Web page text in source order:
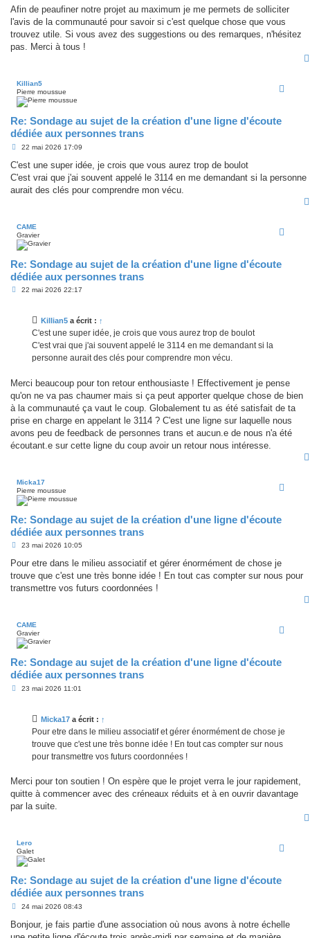
Afin de peaufiner notre projet au maximum je me permets de solliciter
l'avis de la communauté pour savoir si c'est quelque chose que vous
trouvez utile. Si vous avez des suggestions ou des remarques, n'hésitez
pas. Merci à tous !
Killian5
Pierre moussue
Re: Sondage au sujet de la création d'une ligne d'écoute
dédiée aux personnes trans
M
s
a
g
22 mai 2026 17:09
C'est une super idée, je crois que vous aurez trop de boulot
C'est vrai que j'ai souvent appelé le 3114 en me demandant si la personne
aurait des clés pour comprendre mon vécu.
CAME
Gravier
Re: Sondage au sujet de la création d'une ligne d'écoute
dédiée aux personnes trans
M22 mai 2026 22:17
Killian5 a écrit : ↑
C'est une super idée, je crois que vous aurez trop de boulot
C'est vrai que j'ai souvent appelé le 3114 en me demandant si la
personne aurait des clés pour comprendre mon vécu.
Merci beaucoup pour ton retour enthousiaste ! Effectivement je pense
qu'on ne va pas chaumer mais si ça peut apporter quelque chose de bien
à la communauté ça vaut le coup. Globalement tu as été satisfait de ta
prise en charge en appelant le 3114 ? C'est une ligne sur laquelle nous
avons peu de feedback de personnes trans et aucun.e de nous n'a été
écoutant.e sur cette ligne du coup avoir un retour nous intéresse.
Micka17
Pierre moussue
Re: Sondage au sujet de la création d'une ligne d'écoute
dédiée aux personnes trans
M
s
a
g
23 mai 2026 10:05
Pour etre dans le milieu associatif et gérer énormément de chose je
trouve que c'est une très bonne idée ! En tout cas compter sur nous pour
transmettre vos futurs coordonnées !
CAME
Gravier
Re: Sondage au sujet de la création d'une ligne d'écoute
dédiée aux personnes trans
M23 mai 2026 11:01
Micka17 a écrit : ↑
Pour etre dans le milieu associatif et gérer énormément de chose je
trouve que c'est une très bonne idée ! En tout cas compter sur nous
pour transmettre vos futurs coordonnées !
Merci pour ton soutien ! On espère que le projet verra le jour rapidement,
quitte à commencer avec des créneaux réduits et à en ouvrir davantage
par la suite.
Lero
Galet
Re: Sondage au sujet de la création d'une ligne d'écoute
dédiée aux personnes trans
M
s
24 mai 2026 08:43
Bonjour, je fais partie d'une association où nous avons à notre échelle